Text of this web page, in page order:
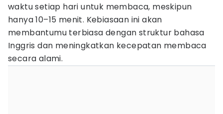
waktu setiap hari untuk membaca, meskipun
hanya 10–15 menit. Kebiasaan ini akan
membantumu terbiasa dengan struktur bahasa
Inggris dan meningkatkan kecepatan membaca
secara alami.